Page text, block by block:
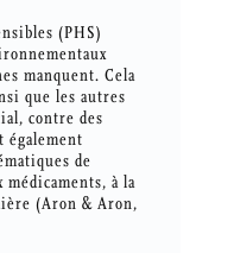
(PHS)
manquent. Cela
que les autres
contre des
également
de
à la
(Aron & Aron,